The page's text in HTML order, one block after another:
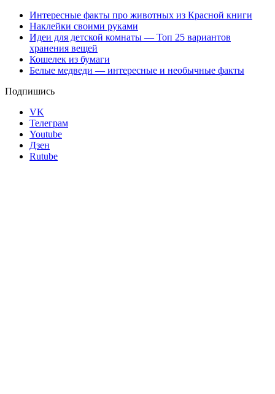
Интересные факты про животных из Красной книги
Наклейки своими руками
Идеи для детской комнаты — Топ 25 вариантов
хранения вещей
Кошелек из бумаги
Белые медведи — интересные и необычные факты
Подпишись
VK
Телеграм
Youtube
Дзен
Rutube